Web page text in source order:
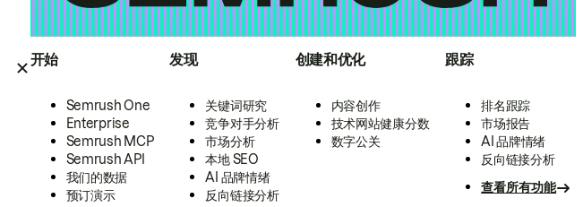
开始
Semrush One
Enterprise
Semrush MCP
Semrush API
我们的数据
预订演示
发现
关键词研究
竞争对手分析
市场分析
本地 SEO
AI 品牌情绪
反向链接分析
创建和优化
内容创作
技术网站健康分数
数字公关
跟踪
排名跟踪
市场报告
AI 品牌情绪
反向链接分析
查看所有功能